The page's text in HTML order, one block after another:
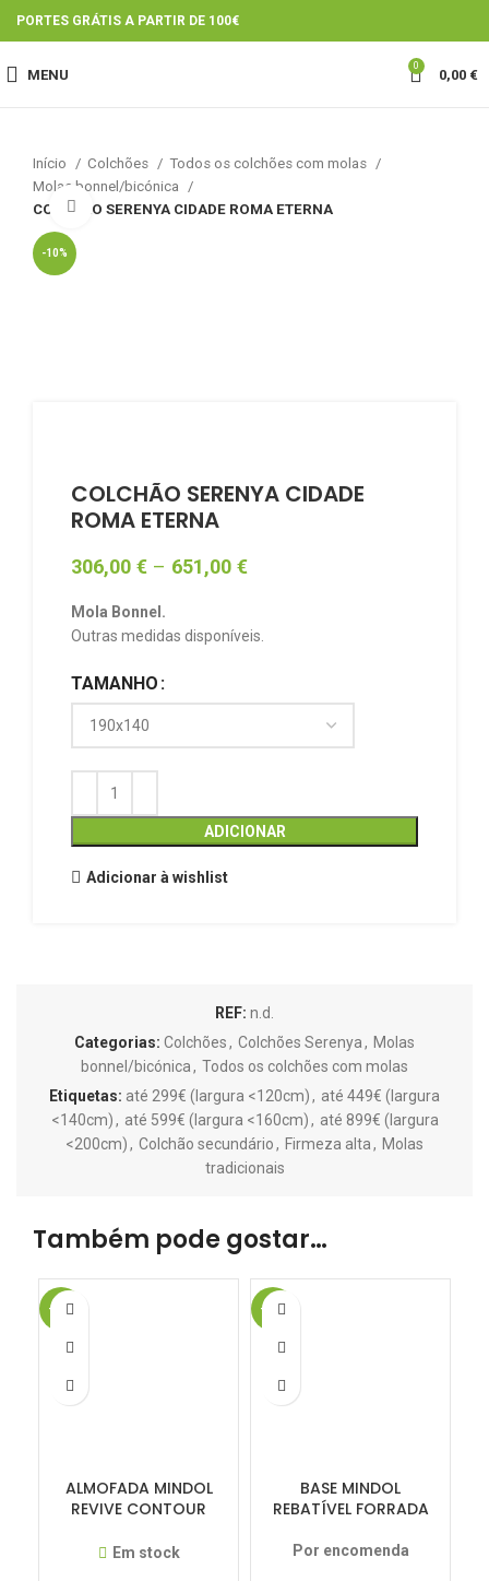
PORTES GRÁTIS A PARTIR DE 100€
MENU
0
0,00 €
Início Colchões
Todos os colchões com molas
Molas bonnel/bicónica
COLCHÃO SERENYA CIDADE ROMA ETERNA
-10%
Click to enlarge
COLCHÃO SERENYA CIDADE
ROMA ETERNA
306,00 € – 651,00 €
Mola Bonnel.
Outras medidas disponíveis.
TAMANHO
ADICIONAR
Adicionar à wishlist
REF: n.d.
Categorias: Colchões, Colchões Serenya, Molas
bonnel/bicónica, Todos os colchões com molas
Etiquetas: até 299€ (largura <120cm), até 449€ (largura
<140cm), até 599€ (largura <160cm), até 899€ (largura
<200cm), Colchão secundário, Firmeza alta, Molas
tradicionais
Também pode gostar…
-16%
ALMOFADA MINDOL
REVIVE CONTOUR
Em stock
-15%
BASE MINDOL
REBATÍVEL FORRADA
Por encomenda